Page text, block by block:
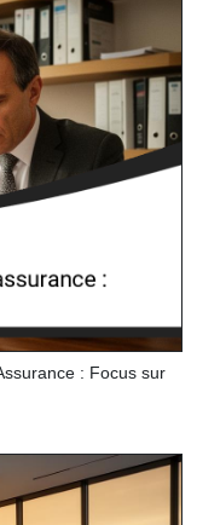
: Focus sur